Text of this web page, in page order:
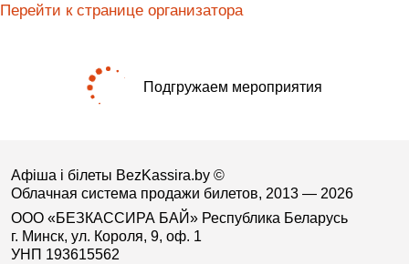
Перейти к странице организатора
Подгружаем мероприятия
Афіша і білеты BezKassira.by ©
Облачная система продажи билетов, 2013 — 2026
ООО «БЕЗКАССИРА БАЙ» Республика Беларусь
г. Минск, ул. Короля, 9, оф. 1
УНП 193615562